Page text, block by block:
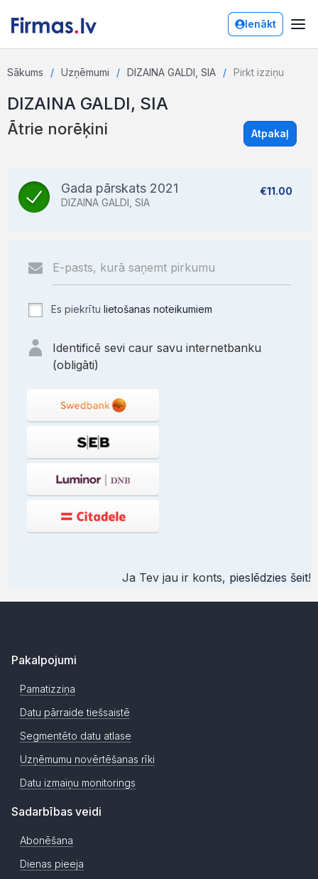
Ienākt
Sākums Uzņēmumi DIZAINA GALDI, SIA Pirkt izziņu
DIZAINA GALDI, SIA
Ātrie norēķini Atpakaļ
Gada pārskats 2021
DIZAINA GALDI, SIA
€11.00
Es piekrītu lietošanas noteikumiem
Identificē sevi caur savu internetbanku
(obligāti)
Ja Tev jau ir konts, pieslēdzies šeit!
Pakalpojumi
Pamatizziņa
Datu pārraide tiešsaistē
Segmentēto datu atlase
Uzņēmumu novērtēšanas rīki
Datu izmaiņu monitorings
Sadarbības veidi
Abonēšana
Dienas pieeja